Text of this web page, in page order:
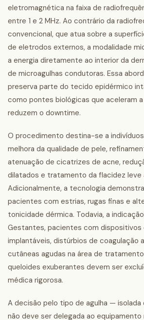
eletromagnética na faixa de
entre 1 e 2 MHz. Ao contrário da
convencional, que atua sobre a
de eletrodos externos, a modalidade
a energia diretamente ao interior da
de microagulhas condutoras. Essa
preserva parte do tecido epidérmico
como pontes biológicas que aceleram
reduzem o downtime.
O procedimento destina-se a
melhora da qualidade de pele,
atenuação de cicatrizes de acne,
dilatados e tratamento da flacidez leve
Adicionalmente, a tecnologia
pacientes com estrias, rugas finas e
tonicidade dérmica. Todavia, a
Gestantes, pacientes com dispositivos
implantáveis, distúrbios de coagulação
cutâneas agudas na área de
queloides exuberantes devem ser
médica rigorosa.
A decisão pelo tipo de agulha —
não deve ser delegada ao